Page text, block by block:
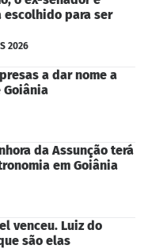
para ser
2026
a dar nome a
da Assunção terá
em Goiânia
venceu. Luiz do
são elas